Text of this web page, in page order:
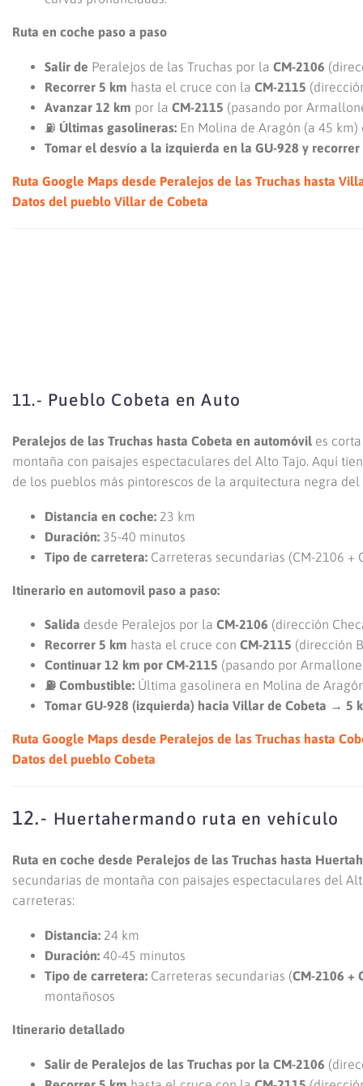
Ruta en coche paso a paso
Salir de Peralejos de las Truchas por la CM-2106
Recorrer 5 km hasta el cruce con la CM-2115
Avanzar 12 km por la CM-2115 (pasando por
⛽ Últimas gasolineras: En Molina de Aragón (a 45 km)
Tomar el desvío a la izquierda en la GU-928 y
Ruta Google Maps desde Peralejos de las Truchas hasta
Datos del pueblo Villar de Cobeta
11.- Pueblo Cobeta en Auto
Peralejos de las Truchas hasta Cobeta en automóvil es
montaña con paisajes espectaculares del Alto Tajo. Aquí
de los pueblos más pintorescos de la arquitectura negra del
Distancia en coche: 23 km
Duración: 35-40 minutos
Tipo de carretera: Carreteras secundarias (CM-2106 +
Itinerario en automovil paso a paso:
Salida desde Peralejos por la CM-2106 (dirección
Recorrer 5 km hasta el cruce con CM-2115 (dirección
Continuar 12 km por CM-2115 (pasando por
⛽ Combustible: Última gasolinera en Molina de
Tomar GU-928 (izquierda) hacia Villar de Cobeta → 5
Ruta Google Maps desde Peralejos de las Truchas hasta
Datos del pueblo Cobeta
12.- Huertahermando ruta en vehículo
Ruta en coche desde Peralejos de las Truchas hasta
secundarias de montaña con paisajes espectaculares del
carreteras:
Distancia: 24 km
Duración: 40-45 minutos
Tipo de carretera: Carreteras secundarias (CM-2106 +
montañosos
Itinerario detallado
Salir de Peralejos de las Truchas por la CM-2106